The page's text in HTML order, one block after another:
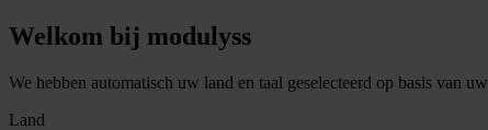
Welkom bij modulyss
We hebben automatisch uw land en taal geselecteerd op basis van
Land